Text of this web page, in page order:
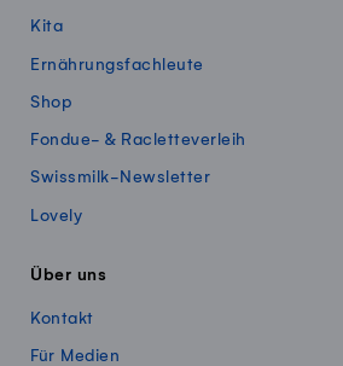
Kita
Ernährungsfachleute
Shop
Fondue- & Racletteverleih
Swissmilk-Newsletter
Lovely
Über uns
Kontakt
Für Medien